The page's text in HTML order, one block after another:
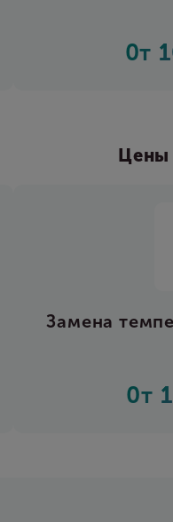
Цены
датчика